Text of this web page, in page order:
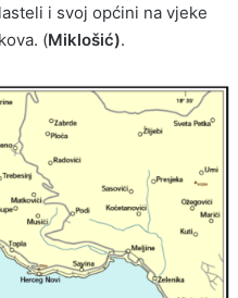
i svoj općini na vjeke
(Miklošić).